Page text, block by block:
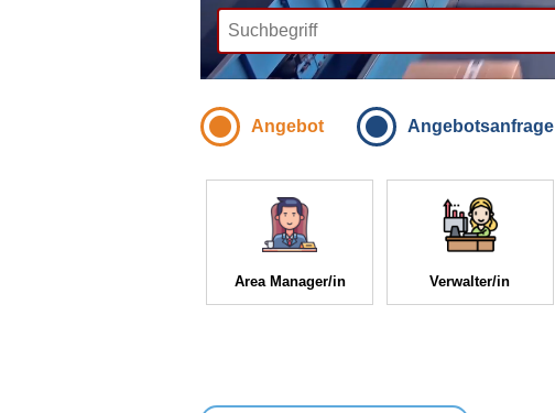
Angebot Angebotsanfrage
Area Manager/in Verwalter/in